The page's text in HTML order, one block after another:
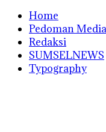
Home
Pedoman
Redaksi
SUMSELNEWS
Typography